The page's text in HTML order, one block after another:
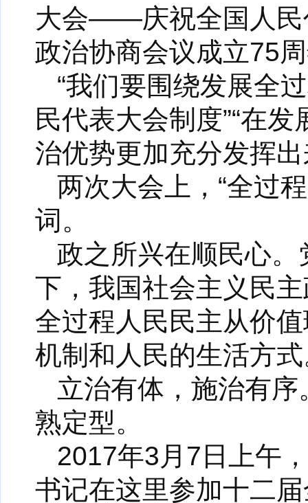
大会——庆祝全国人民
政治协商会议成立75
“我们要围绕发展全
民代表大会制度”“在
治优势更加充分发挥
两次大会上，“全过
词。
政之所兴在顺民心
下，我国社会主义民
全过程人民民主从价
机制和人民的生活方
立治有体，施治有
熟定型。
2017年3月7日上午
书记在这里参加十二